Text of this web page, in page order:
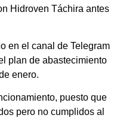
Hidroven Táchira antes
en el canal de Telegram
plan de abastecimiento
enero.
puesto que
pero no cumplidos al